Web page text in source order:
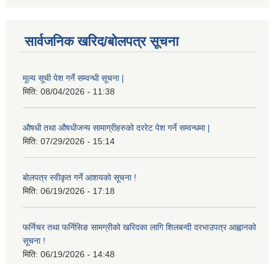
सार्वजनिक खरिद/बोलपत्र सूचना
मूल्य सूची पेश गर्ने सम्वन्धी सूचना |
मिति: 08/04/2026 - 11:38
औषधी तथा औषधीजन्य सामाग्रीहरुको दररेट पेश गर्ने सम्वन्धमा |
मिति: 07/29/2026 - 15:14
बोलपत्र स्वीकृत गर्ने आशयको सूचना !
मिति: 06/19/2026 - 17:18
फर्निचर तथा फर्निसिङ सामग्रीको खरिदका लागि शिलबन्दी दरभाउपत्र आह्वानको
सूचना !
मिति: 06/19/2026 - 14:48